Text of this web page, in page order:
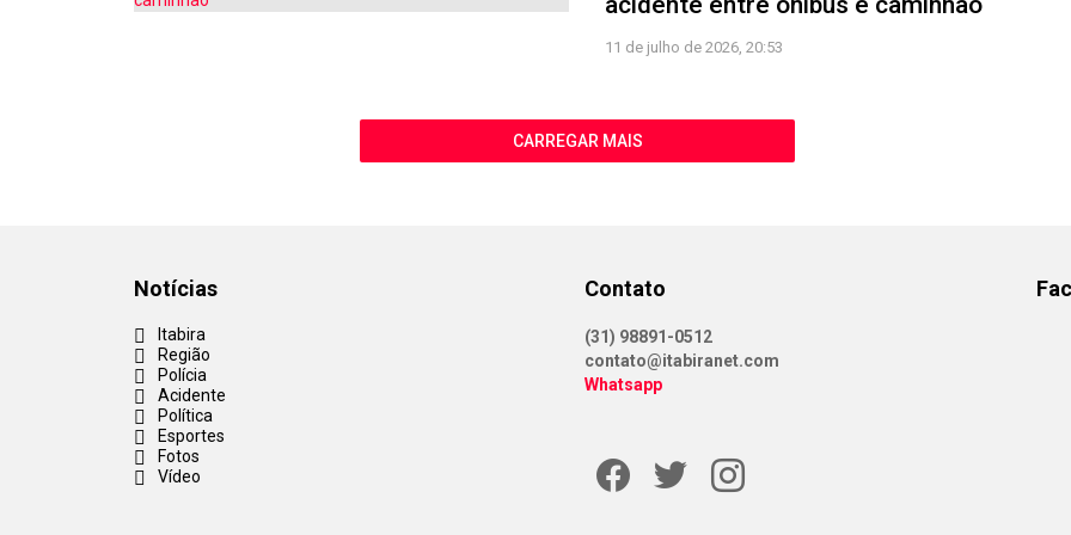
11 de julho de 2026, 20:53
CARREGAR MAIS
Notícias
Itabira
Região
Polícia
Acidente
Política
Esportes
Fotos
Vídeo
Contato
(31) 98891-0512
contato@itabiranet.com
Whatsapp